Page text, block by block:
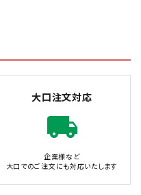
大口注文対応
企業様など
大口でのご注文にも対応いたします